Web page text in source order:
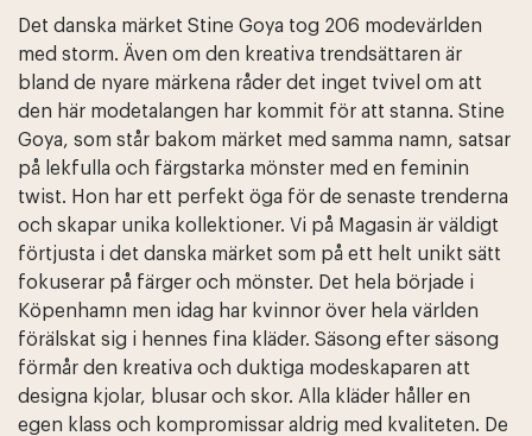
Det danska märket Stine Goya tog 206 modevärlden
med storm. Även om den kreativa trendsättaren är
bland de nyare märkena råder det inget tvivel om att
den här modetalangen har kommit för att stanna. Stine
Goya, som står bakom märket med samma namn, satsar
på lekfulla och färgstarka mönster med en feminin
twist. Hon har ett perfekt öga för de senaste trenderna
och skapar unika kollektioner. Vi på Magasin är väldigt
förtjusta i det danska märket som på ett helt unikt sätt
fokuserar på färger och mönster. Det hela började i
Köpenhamn men idag har kvinnor över hela världen
förälskat sig i hennes fina kläder. Säsong efter säsong
förmår den kreativa och duktiga modeskaparen att
designa kjolar, blusar och skor. Alla kläder håller en
egen klass och kompromissar aldrig med kvaliteten. De